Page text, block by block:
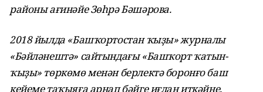
районы ағинәйе Зөһрә Бәшәрова.
2018 йылда «Башҡортостан ҡыҙы» журналы
«Бәйләнештә» сайтындағы «Башҡорт ҡатын-
ҡыҙы» төркөмө менән берлектә боронғо баш
кейеме таҡыяға арнап бәйге иғлан иткәйне.